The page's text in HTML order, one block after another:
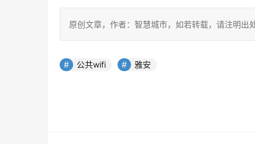
原创文章，作者：智慧城市，如若转载，请注明
公共wifi 雅安